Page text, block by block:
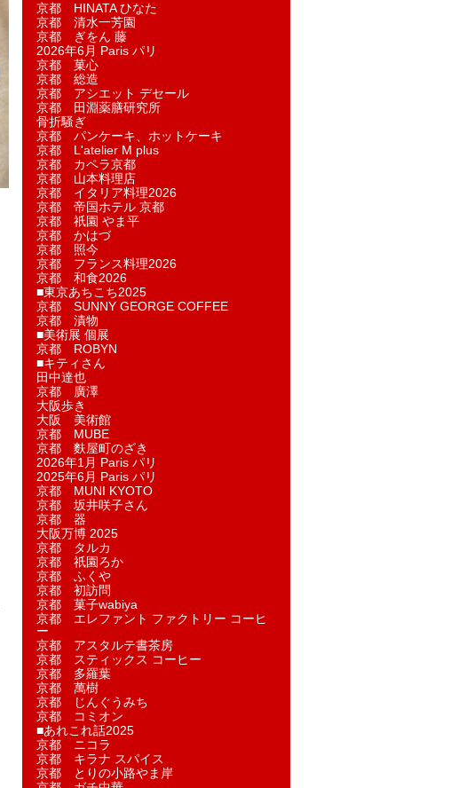
京都 HINATA ひなた
京都 清水一芳園
京都 ぎをん 藤
2026年6月 Paris パリ
京都 菓​心
京都 総造
京都 アシエット デセール
京都 田淵薬膳研究所
骨折騒ぎ
京都 パンケーキ、ホットケーキ
京都 L'atelier M plus
京都 カペラ京都
京都 山本料理店
京都 イタリア料理2026
京都 帝国ホテル 京都
京都 祇園 やま平
京都 かはづ
京都 照今
京都 フランス料理2026
京都 和食2026
■東京あちこち2025
京都 SUNNY GEORGE COFFEE
京都 漬物
■美術展 個展
京都 ROBYN
■キティさん
田中達也
京都 廣澤
大阪歩き
大阪 美術館
京都 MUBE
京都 麩屋町のざき
2026年1月 Paris パリ
2025年6月 Paris パリ
京都 MUNI KYOTO
京都 坂井咲子さん
京都 器
大阪万博 2025
京都 タルカ
京都 祇園ろか
京都 ふくや
京都 初訪問
京都 菓子wabiya
京都 エレファント ファクトリー コーヒ
ー
京都 アスタルテ書茶房
京都 スティックス コーヒー
京都 多羅葉
京都 萬樹
京都 じんぐうみち
京都 コミオン
■あれこれ話2025
京都 ニコラ
京都 キラナ スパイス
京都 とりの小路やま岸